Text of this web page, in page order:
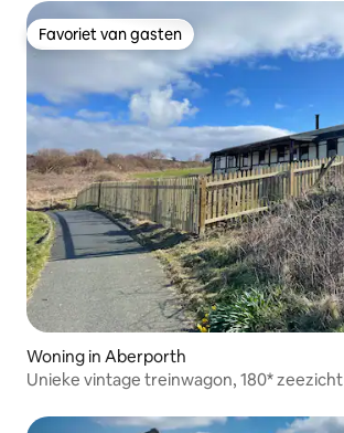
Favoriet van gasten
Favoriet van gasten
Woning in Aberporth
Unieke vintage treinwagon, 180* zeezicht